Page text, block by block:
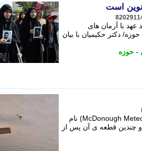
نوین است
عهد با آرمان های
دکتر حکیمیان با بیان
- حوزه
به نقل از زومیت، این جرم آسمانی که شهاب سنگ مک دونا (McDonough Meteorite) نام
فرود آمد و چندین قطعه ی آن پس از